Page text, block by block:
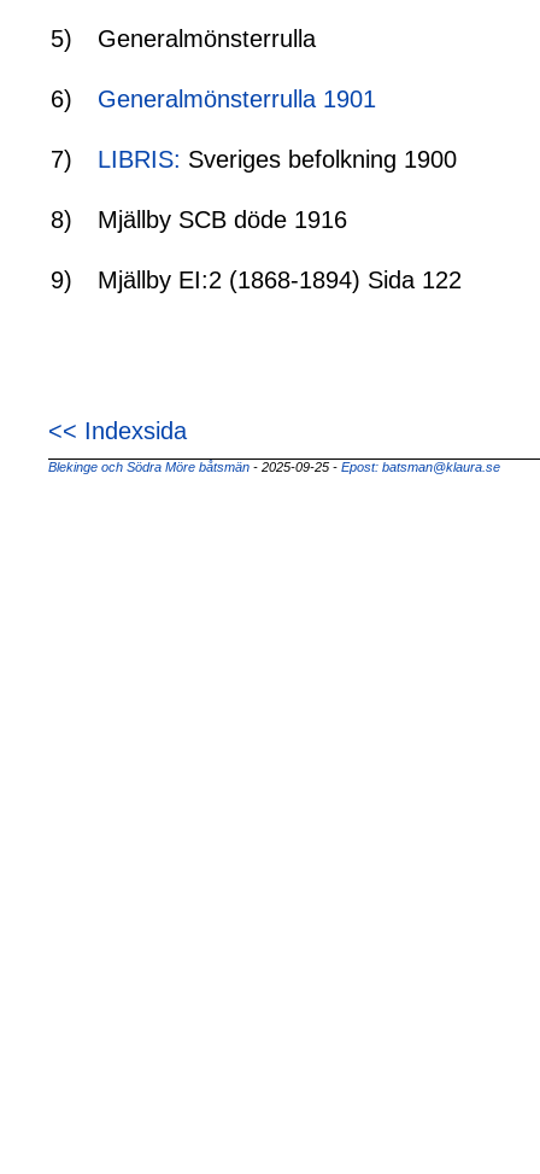
5) Generalmönsterrulla
6) Generalmönsterrulla 1901
7) LIBRIS: Sveriges befolkning 1900
8) Mjällby SCB döde 1916
9) Mjällby EI:2 (1868-1894) Sida 122
<< Indexsida
Blekinge och Södra Möre båtsmän - 2025-09-25 - Epost: batsman@klaura.se